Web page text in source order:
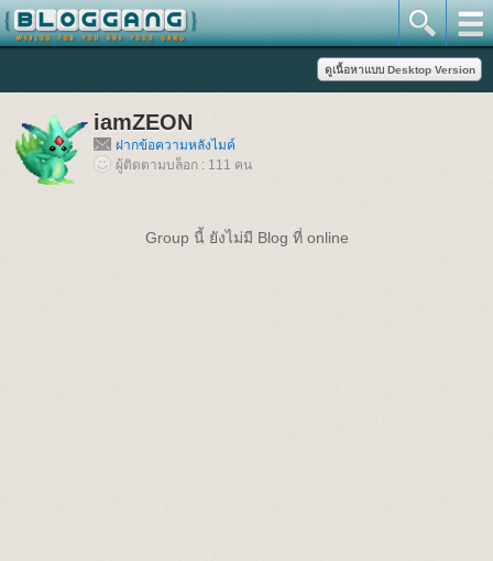
iamZEON
ฝากข้อความหลังไมค์
ผู้ติดตามบล็อก : 111 คน
Group นี้ ยังไม่มี Blog ที่ online